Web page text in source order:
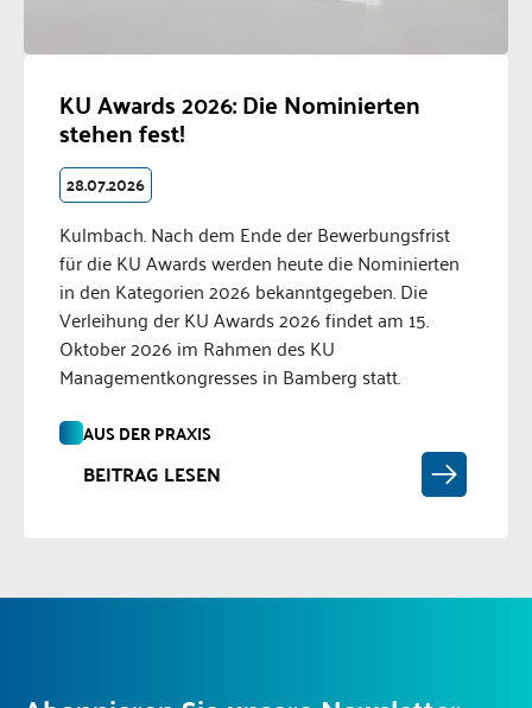
KU Awards 2026: Die Nominierten
stehen fest!
28.07.2026
Kulmbach. Nach dem Ende der Bewerbungsfrist
für die KU Awards werden heute die Nominierten
in den Kategorien 2026 bekanntgegeben. Die
Verleihung der KU Awards 2026 findet am 15.
Oktober 2026 im Rahmen des KU
Managementkongresses in Bamberg statt.
AUS DER PRAXIS
BEITRAG LESEN